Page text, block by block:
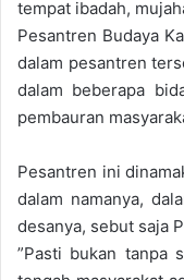
tempat ibadah,
Pesantren Budaya
dalam pesantren
dalam beberapa
pembauran
Pesantren ini
dalam namanya,
desanya, sebut saja
”Pasti bukan tanpa